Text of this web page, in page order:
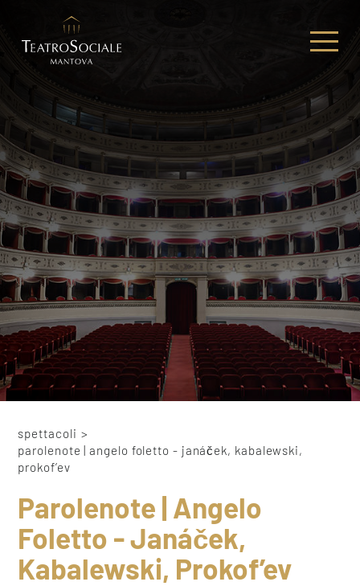
spettacoli >
parolenote | angelo foletto - janáček, kabalewski,
prokof’ev
Parolenote | Angelo
Foletto - Janáček,
Kabalewski, Prokof’ev